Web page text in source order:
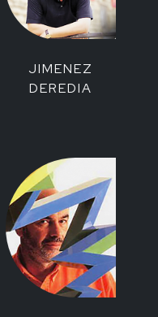
JIMENEZ
DEREDIA